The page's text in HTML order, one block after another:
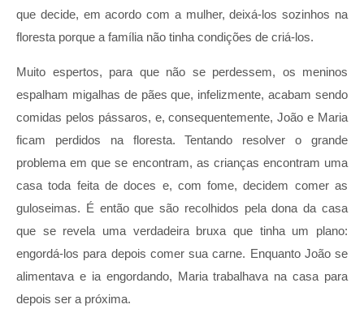
que decide, em acordo com a mulher, deixá-los sozinhos na
floresta porque a família não tinha condições de criá-los.
Muito espertos, para que não se perdessem, os meninos
espalham migalhas de pães que, infelizmente, acabam sendo
comidas pelos pássaros, e, consequentemente, João e Maria
ficam perdidos na floresta. Tentando resolver o grande
problema em que se encontram, as crianças encontram uma
casa toda feita de doces e, com fome, decidem comer as
guloseimas. É então que são recolhidos pela dona da casa
que se revela uma verdadeira bruxa que tinha um plano:
engordá-los para depois comer sua carne. Enquanto João se
alimentava e ia engordando, Maria trabalhava na casa para
depois ser a próxima.